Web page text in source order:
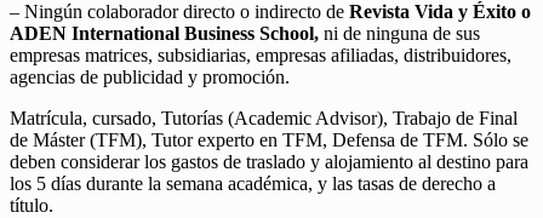
– Ningún colaborador directo o indirecto de Revista Vida y Éxito o
ADEN International Business School, ni de ninguna de sus
empresas matrices, subsidiarias, empresas afiliadas, distribuidores,
agencias de publicidad y promoción.
Matrícula, cursado, Tutorías (Academic Advisor), Trabajo de Final
de Máster (TFM), Tutor experto en TFM, Defensa de TFM. Sólo se
deben considerar los gastos de traslado y alojamiento al destino para
los 5 días durante la semana académica, y las tasas de derecho a
título.